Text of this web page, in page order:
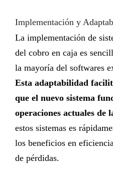
Implementación y
La implementación de
del cobro en caja es
la mayoría del softwares
Esta adaptabilidad
que el nuevo sistema
operaciones actuales de
estos sistemas es
los beneficios en
de pérdidas.